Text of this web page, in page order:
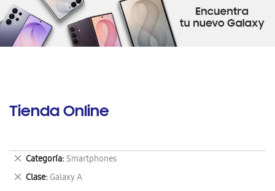
Tienda Online
Categoría Smartphones
Eliminar
este
artículo
Clase Galaxy A
Eliminar